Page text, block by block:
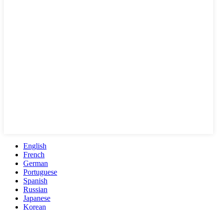
English
French
German
Portuguese
Spanish
Russian
Japanese
Korean